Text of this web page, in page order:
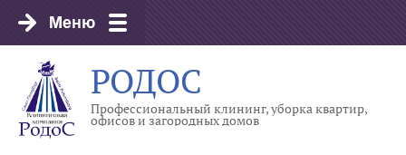
РОДОС
Профессиональный клининг, уборка квартир,
офисов и загородных домов